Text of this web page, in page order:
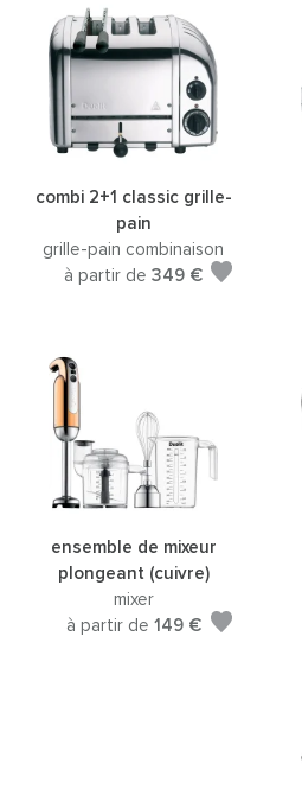
combi 2+1 classic grille-
pain
grille-pain combinaison
à partir de 349 €
ensemble de mixeur
plongeant (cuivre)
mixer
à partir de 149 €